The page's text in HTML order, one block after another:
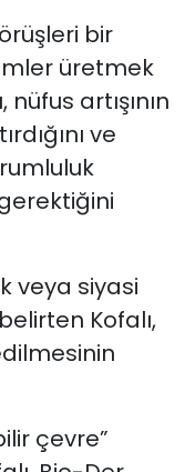
bir
üretmek
artışının
ve
veya siyasi
Kofalı,
çevre”